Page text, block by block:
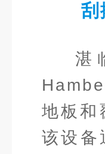
刮
湛
地板和
该设备